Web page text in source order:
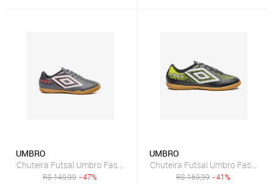
UMBRO
Chuteira Futsal Umbro Fast II Jr Incolor
R$149,99 - 47%
UMBRO
Chuteira Futsal Umbro Fast Ii
R$169,99 - 41%